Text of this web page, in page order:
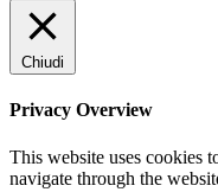
Chiudi
Privacy Overview
This website uses cookies
navigate through the